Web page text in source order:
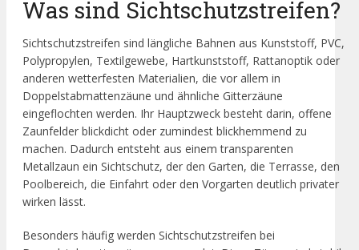
Was sind Sichtschutzstreifen?
Sichtschutzstreifen sind längliche Bahnen aus Kunststoff, PVC,
Polypropylen, Textilgewebe, Hartkunststoff, Rattanoptik oder
anderen wetterfesten Materialien, die vor allem in
Doppelstabmattenzäune und ähnliche Gitterzäune
eingeflochten werden. Ihr Hauptzweck besteht darin, offene
Zaunfelder blickdicht oder zumindest blickhemmend zu
machen. Dadurch entsteht aus einem transparenten
Metallzaun ein Sichtschutz, der den Garten, die Terrasse, den
Poolbereich, die Einfahrt oder den Vorgarten deutlich privater
wirken lässt.
Besonders häufig werden Sichtschutzstreifen bei